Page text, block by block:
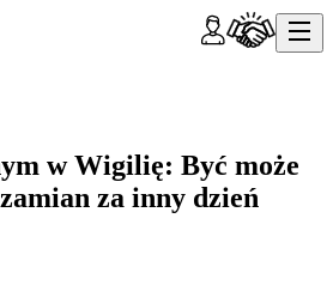
w Wigilię: Być może
za inny dzień